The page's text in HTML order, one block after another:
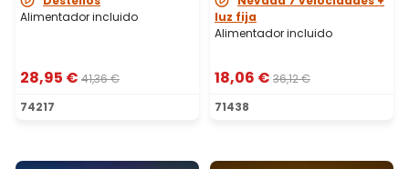
Alimentador incluido
28,95 € 41,36 €
74217
luz fija
Alimentador incluido
18,06 € 36,12 €
71438